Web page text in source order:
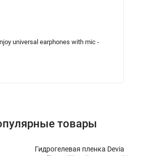
universal earphones with mic -
товары
Гидрогелевая пленка Devia